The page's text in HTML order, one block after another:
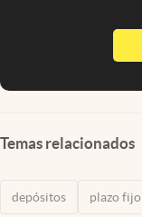
Temas relacionados
depósitos plazo fijo